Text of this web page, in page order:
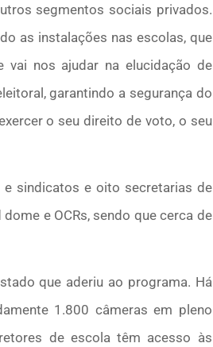
segmentos sociais privados.
as instalações nas escolas, que
vai nos ajudar na elucidação de
garantindo a segurança do
o seu direito de voto, o seu
sindicatos e oito secretarias de
e OCRs, sendo que cerca de
que aderiu ao programa. Há
1.800 câmeras em pleno
de escola têm acesso às